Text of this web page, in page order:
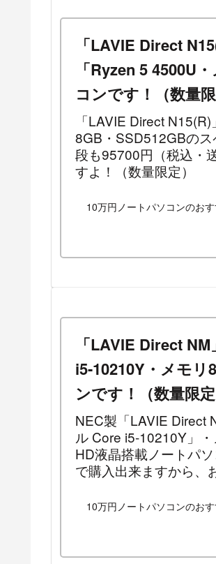
「LAVIE Direct
「Ryzen 5 4500U
コンです！（数量限
「LAVIE Direct
8GB・SSD512GBの
段も95700円（税込・
すよ！（数量限定）
10万円ノートパソコンのお
「LAVIE Direct
i5-10210Y・メモリ
ンです！（数量限定
NEC製「LAVIE Direct
ル Core i5-10210Y」
HD液晶搭載ノートパ
で購入出来ますから、
10万円ノートパソコンのお